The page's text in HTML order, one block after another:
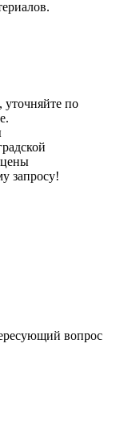
уточняйте по
запросу!
вопрос